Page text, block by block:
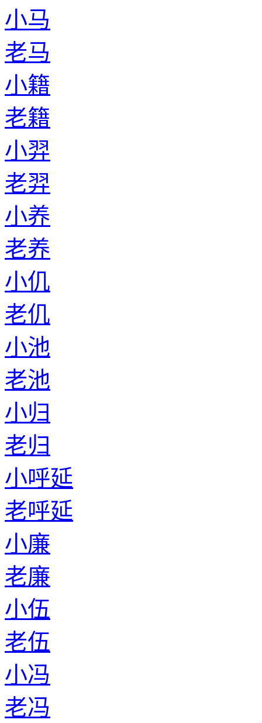
小马
老马
小籍
老籍
小羿
老羿
小养
老养
小仉
老仉
小池
老池
小归
老归
小呼延
老呼延
小廉
老廉
小伍
老伍
小冯
老冯